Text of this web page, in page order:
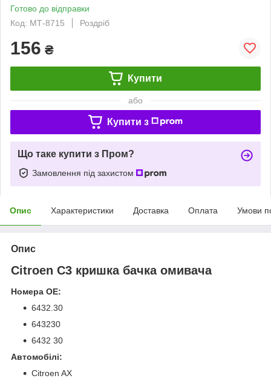
Готово до відправки
Код: МТ-8715
Роздріб
156 ₴
Купити
або
Купити з
Що таке купити з Пром?
Замовлення під захистом
Опис Характеристики Доставка Оплата Умови
Опис
Citroen C3 кришка бачка омивача
Номера OE:
6432.30
643230
6432 30
Автомобілі:
Citroen AX